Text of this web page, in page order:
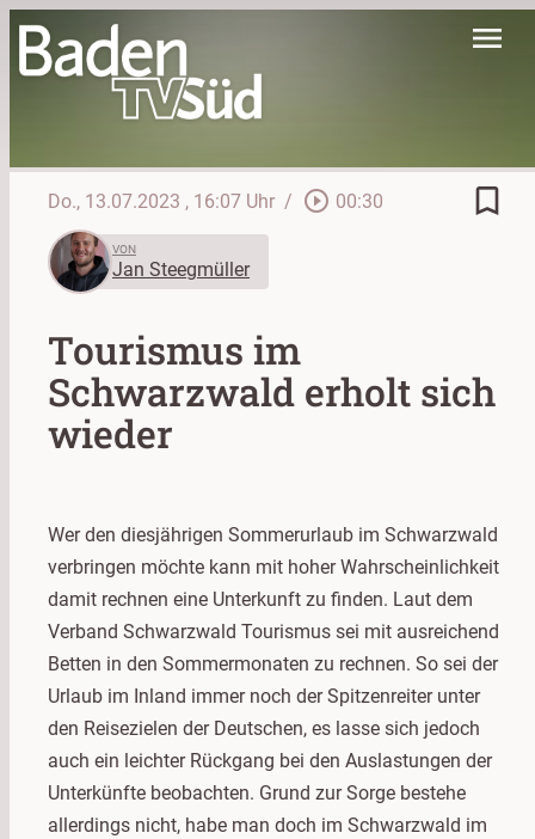
menu
Do., 13.07.2023 , 16:07 Uhr / play_circle_outline 00:30 bookmark_border
VON
Jan Steegmüller
Tourismus im
Schwarzwald erholt sich
wieder
Wer den diesjährigen Sommerurlaub im Schwarzwald
verbringen möchte kann mit hoher Wahrscheinlichkeit
damit rechnen eine Unterkunft zu finden. Laut dem
Verband Schwarzwald Tourismus sei mit ausreichend
Betten in den Sommermonaten zu rechnen. So sei der
Urlaub im Inland immer noch der Spitzenreiter unter
den Reisezielen der Deutschen, es lasse sich jedoch
auch ein leichter Rückgang bei den Auslastungen der
Unterkünfte beobachten. Grund zur Sorge bestehe
allerdings nicht, habe man doch im Schwarzwald im